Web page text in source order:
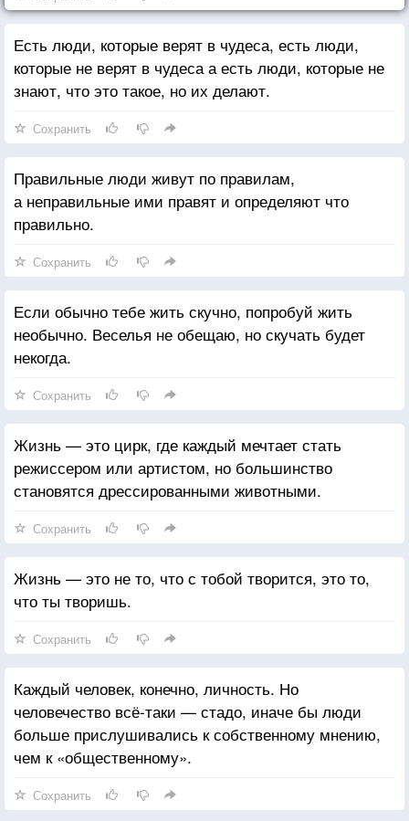
Есть люди, которые верят в чудеса, есть люди,
которые не верят в чудеса а есть люди, которые не
знают, что это такое, но их делают.
Сохранить
Правильные люди живут по правилам,
а неправильные ими правят и определяют что
правильно.
Сохранить
Если обычно тебе жить скучно, попробуй жить
необычно. Веселья не обещаю, но скучать будет
некогда.
Сохранить
Жизнь — это цирк, где каждый мечтает стать
режиссером или артистом, но большинство
становятся дрессированными животными.
Сохранить
Жизнь — это не то, что с тобой творится, это то,
что ты творишь.
Сохранить
Каждый человек, конечно, личность. Но
человечество всё-таки — стадо, иначе бы люди
больше прислушивались к собственному мнению,
чем к «общественному».
Сохранить